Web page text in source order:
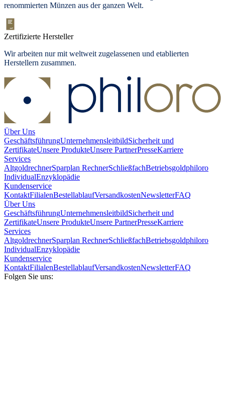
renommierten Münzen aus der ganzen Welt.
Zertifizierte Hersteller
Wir arbeiten nur mit weltweit zugelassenen und etablierten
Herstellern zusammen.
Über Uns
GeschäftsführungUnternehmensleitbildSicherheit und
ZertifikateUnsere ProdukteUnsere PartnerPresseKarriere
Services
AltgoldrechnerSparplan RechnerSchließfachBetriebsgoldphiloro
IndividualEnzyklopädie
Kundenservice
KontaktFilialenBestellablaufVersandkostenNewsletterFAQ
Über Uns
GeschäftsführungUnternehmensleitbildSicherheit und
ZertifikateUnsere ProdukteUnsere PartnerPresseKarriere
Services
AltgoldrechnerSparplan RechnerSchließfachBetriebsgoldphiloro
IndividualEnzyklopädie
Kundenservice
KontaktFilialenBestellablaufVersandkostenNewsletterFAQ
Folgen Sie uns: